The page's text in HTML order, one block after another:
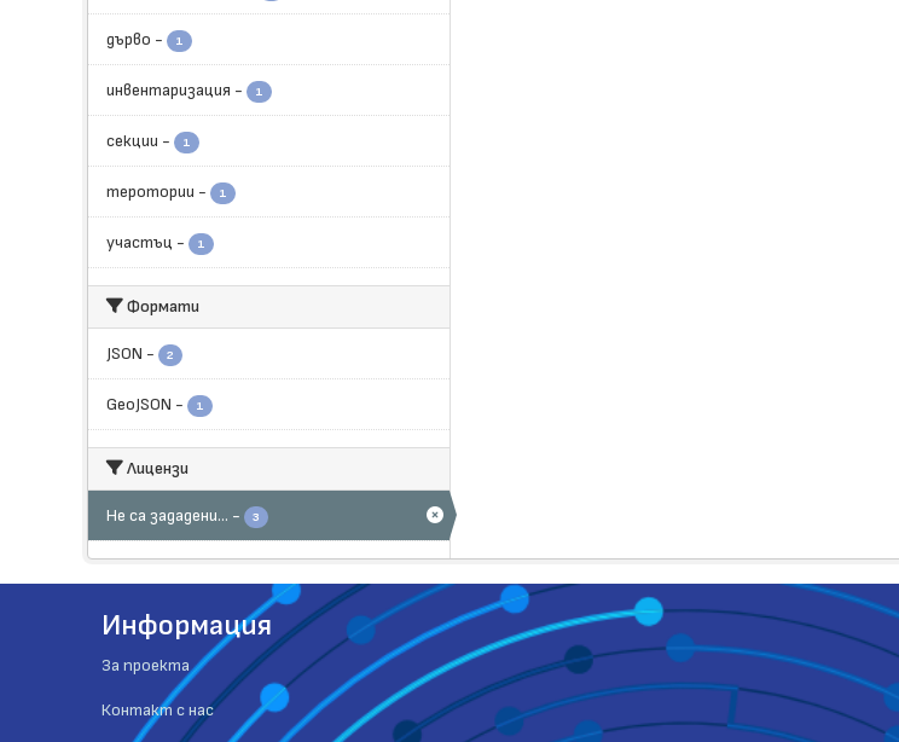
дърво - 1
инвентаризация - 1
секции - 1
теротории - 1
участъц - 1
Формати
JSON - 2
GeoJSON - 1
Лицензи
Не са зададени... - 3
Информация
За проекта
Контакт с нас